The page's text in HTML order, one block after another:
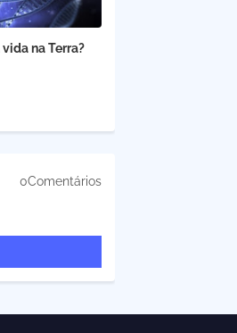
na Terra?
0Comentários